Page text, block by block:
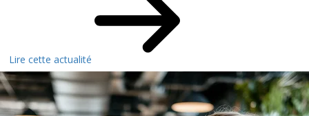
Lire cette actualité